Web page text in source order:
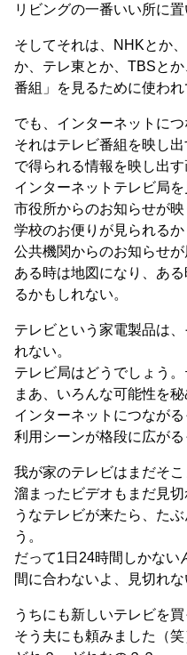
リビングの一番いい所に置
そしてそれは、NHKとか
か、テレ東とか、TBSと
番組」を見るために使われ
でも、インターネットにつ
それはテレビ番組を映し
で得られる情報を映し出す
インターネットテレビ局
市役所からのお知らせが映
学校のお便りが見られるか
公共機関からのお知らせ
ある時は地図になり、あ
るかもしれない。
テレビという家電製品は
れない。
テレビ局はどうでしょう。
まあ、いろんな可能性を
インターネットにつながる
利用シーンが格段に広がる
我が家のテレビはまだそ
溜まったビデオもまだ見
うなテレビが来たら、た
う。
だって1日24時間しかない
間に合わないよ、見切れな
うちにも新しいテレビを買
そう夫にも頼みました（笑